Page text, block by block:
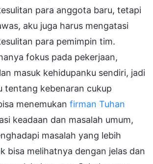
para anggota baru, tetapi
aku juga harus mengatasi
para pemimpin tim.
fokus pada pekerjaan,
masuk kehidupanku sendiri, jadi
tentang kebenaran cukup
menemukan firman Tuhan
keadaan dan masalah umum,
masalah yang lebih
bisa melihatnya dengan jelas dan